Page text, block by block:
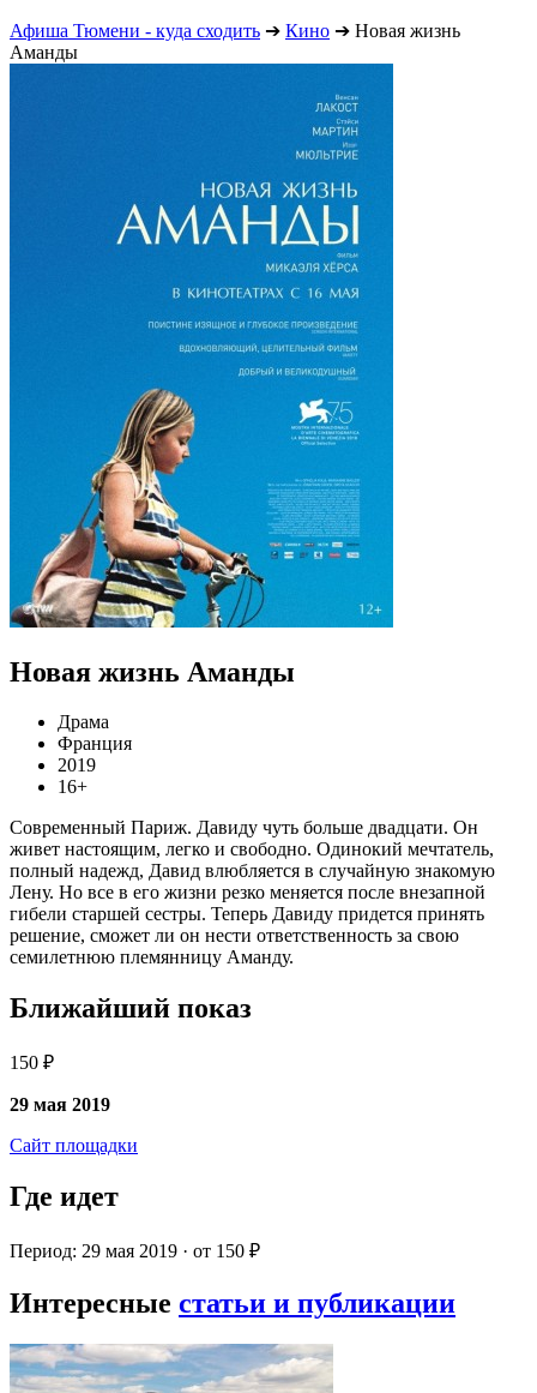
Афиша Тюмени - куда сходить ➔ Кино ➔ Новая жизнь
Аманды
Новая жизнь Аманды
Драма
Франция
2019
16+
Современный Париж. Давиду чуть больше двадцати. Он
живет настоящим, легко и свободно. Одинокий мечтатель,
полный надежд, Давид влюбляется в случайную знакомую
Лену. Но все в его жизни резко меняется после внезапной
гибели старшей сестры. Теперь Давиду придется принять
решение, сможет ли он нести ответственность за свою
семилетнюю племянницу Аманду.
Ближайший показ
150 ₽
29 мая 2019
Сайт площадки
Где идет
Период: 29 мая 2019 · от 150 ₽
Интересные статьи и публикации